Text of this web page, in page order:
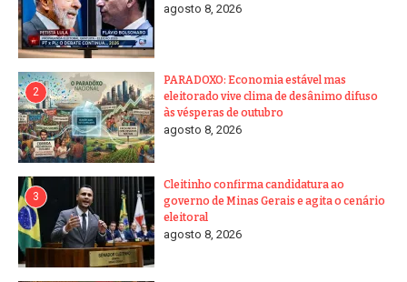
agosto 8, 2026
2
PARADOXO: Economia estável mas
eleitorado vive clima de desânimo difuso
às vésperas de outubro
agosto 8, 2026
3
Cleitinho confirma candidatura ao
governo de Minas Gerais e agita o cenário
eleitoral
agosto 8, 2026